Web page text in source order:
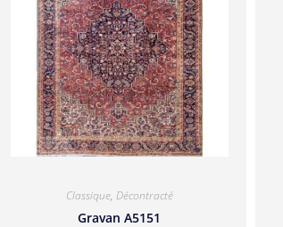
Classique, Décontracté
Gravan A5151